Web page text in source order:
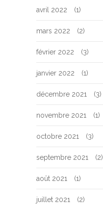
avril 2022 (1)
mars 2022 (2)
février 2022 (3)
janvier 2022 (1)
décembre 2021 (3)
novembre 2021 (1)
octobre 2021 (3)
septembre 2021 (2)
août 2021 (1)
juillet 2021 (2)